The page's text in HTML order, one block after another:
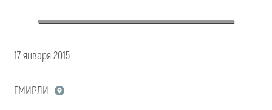
17 января 2015
ГМИРЛИ